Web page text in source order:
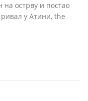
на острву и постао
у Атини, the